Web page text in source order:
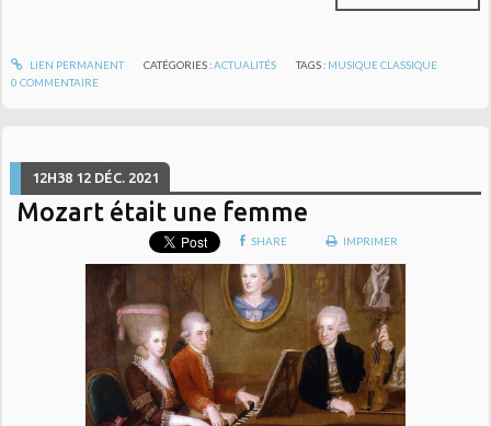
LIEN PERMANENT CATÉGORIES :ACTUALITÉS TAGS : MUSIQUE CLASSIQUE
0 COMMENTAIRE
12H38 12 DÉC. 2021
Mozart était une femme
SHARE IMPRIMER